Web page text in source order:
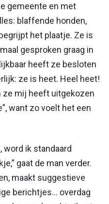
gemeente en met
blaffende honden,
het plaatje. Ze is
gesproken graag in
heeft ze besloten
ze is heet. Heel heet!
ze mij heeft uitgekozen
want zo voelt het een
word ik standaard
gaat de man verder.
maakt suggestieve
berichtjes… overdag